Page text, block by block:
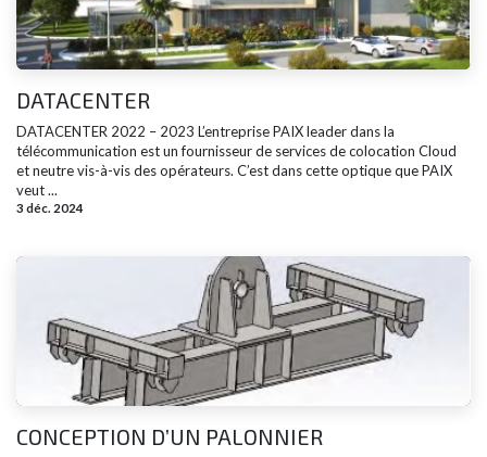
DATACENTER
DATACENTER 2022 – 2023 L’entreprise PAIX leader dans la
télécommunication est un fournisseur de services de colocation Cloud
et neutre vis-à-vis des opérateurs. C’est dans cette optique que PAIX
veut ...
3 déc. 2024
CONCEPTION D’UN PALONNIER